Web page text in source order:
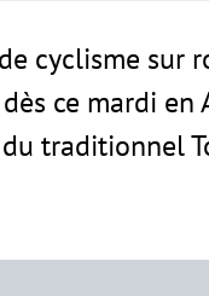
cyclisme sur
ce mardi en
du traditionnel